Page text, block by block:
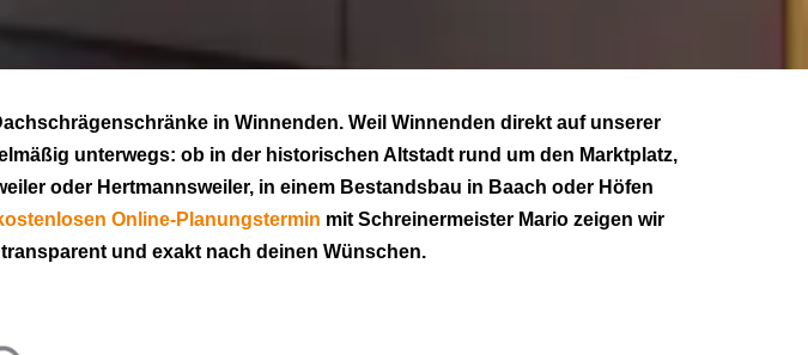
in Winnenden. Weil Winnenden direkt auf unserer
unterwegs: ob in der historischen Altstadt rund um den Marktplatz,
oder Hertmannsweiler, in einem Bestandsbau in Baach oder Höfen
Online-Planungstermin mit Schreinermeister Mario zeigen wir
und exakt nach deinen Wünschen.